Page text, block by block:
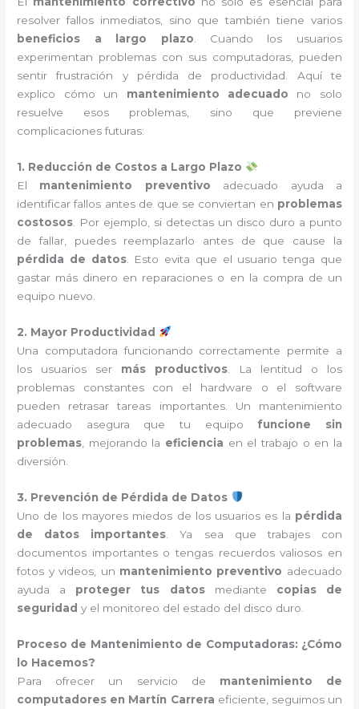
resolver fallos inmediatos, sino que también tiene varios
beneficios a largo plazo . Cuando los usuarios
experimentan problemas con sus computadoras, pueden
sentir frustración y pérdida de productividad. Aquí te
explico cómo un mantenimiento adecuado no solo
resuelve esos problemas, sino que previene
complicaciones futuras:
1. Reducción de Costos a Largo Plazo
El mantenimiento preventivo adecuado ayuda a
identificar fallos antes de que se conviertan en problemas
costosos . Por ejemplo, si detectas un disco duro a punto
de fallar, puedes reemplazarlo antes de que cause la
pérdida de datos. Esto evita que el usuario tenga que
gastar más dinero en reparaciones o en la compra de un
equipo nuevo.
2. Mayor Productividad
Una computadora funcionando correctamente permite a
los usuarios ser más productivos . La lentitud o los
problemas constantes con el hardware o el software
pueden retrasar tareas importantes. Un mantenimiento
adecuado asegura que tu equipo funcione sin
problemas , mejorando la eficiencia en el trabajo o en la
diversión.
3. Prevención de Pérdida de Datos
Uno de los mayores miedos de los usuarios es la pérdida
de datos importantes . Ya sea que trabajes con
documentos importantes o tengas recuerdos valiosos en
fotos y videos, un mantenimiento preventivo adecuado
ayuda a proteger tus datosmediante copias de
seguridad y el monitoreo del estado del disco duro.
Proceso de Mantenimiento de Computadoras: ¿Cómo
lo Hacemos?
Para ofrecer un servicio de mantenimiento de
computadores en Martín Carrera eficiente, seguimos un